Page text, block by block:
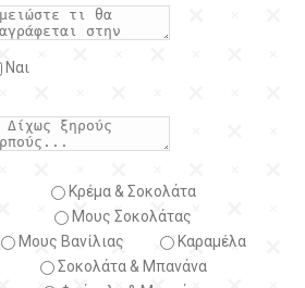
Ναι
Κρέμα & Σοκολάτα
Μους Σοκολάτας
Μους Βανίλιας
Καραμέλα
Σοκολάτα & Μπανάνα